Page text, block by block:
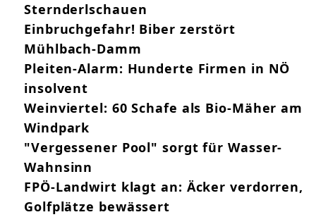
Sternderlschauen
Einbruchgefahr! Biber zerstört
Mühlbach-Damm
Pleiten-Alarm: Hunderte Firmen in NÖ
insolvent
Weinviertel: 60 Schafe als Bio-Mäher am
Windpark
"Vergessener Pool" sorgt für Wasser-
Wahnsinn
FPÖ-Landwirt klagt an: Äcker verdorren,
Golfplätze bewässert